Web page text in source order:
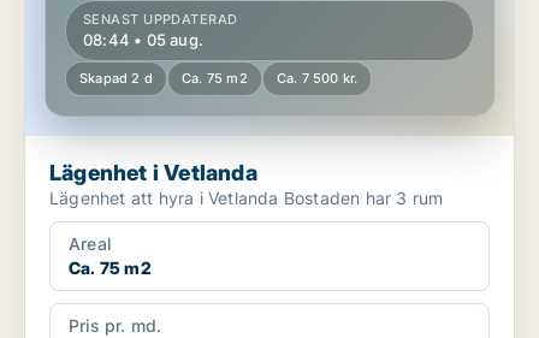
SENAST UPPDATERAD
08:44 • 05 aug.
Skapad 2 d Ca. 75 m2 Ca. 7 500 kr.
Lägenhet i Vetlanda
Lägenhet att hyra i Vetlanda Bostaden har 3 rum
Areal
Ca. 75 m2
Pris pr. md.